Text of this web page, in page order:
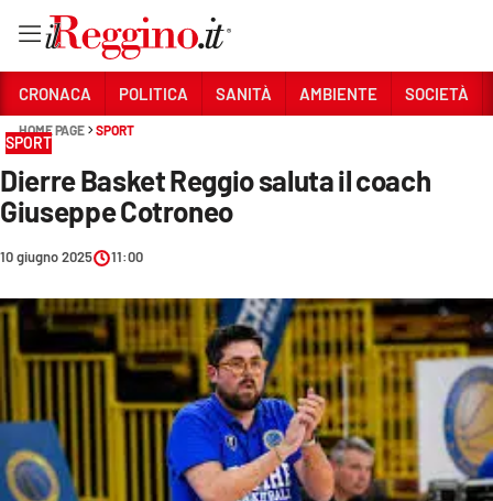
Sezioni
CRONACA
POLITICA
AMBIENTE
SOCIETÀ
CULTURA
ECONOMIA E LAVORO
CRONACA POLITICA SANITÀ AMBIENTE SOCIETÀ
HOME PAGE SPORT
SPORT
Dierre Basket Reggio saluta il coach
Giuseppe Cotroneo
10 giugno 2025 11:00